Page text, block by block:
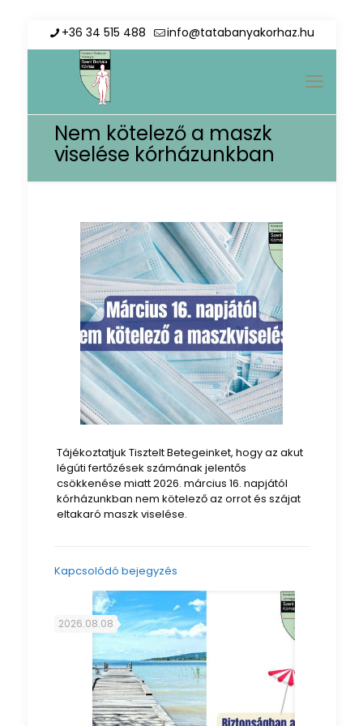
+36 34 515 488 info@tatabanyakorhaz.hu
Nem kötelező a maszk
viselése kórházunkban
Tájékoztatjuk Tisztelt Betegeinket, hogy az akut
légúti fertőzések számának jelentős
csökkenése miatt 2026. március 16. napjától
kórházunkban nem kötelező az orrot és szájat
eltakaró maszk viselése.
Kapcsolódó bejegyzés
2026.08.08